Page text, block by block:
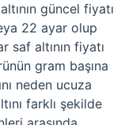
güncel fiyatı
22 ayar olup
saf altının fiyatı
gram başına
neden ucuza
farklı şekilde